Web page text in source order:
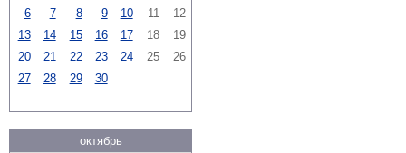
6
7 8 9 10 11
12
13
14 15 16 17 18
19
20
21 22 23 24 25
26
27
28 29 30
октябрь